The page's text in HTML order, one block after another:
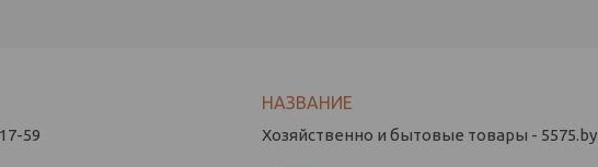
59
Хозяйственно и бытовые товары - 5575.by